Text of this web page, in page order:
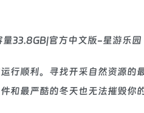
行顺利。寻找开采自然资源的
和最严酷的冬天也无法摧毁你的